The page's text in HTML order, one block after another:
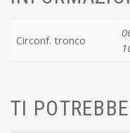
Circonf. tronco
TI